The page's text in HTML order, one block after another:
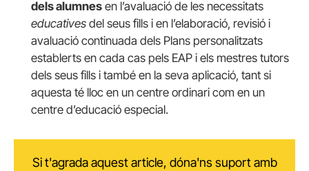
dels alumnes en l’avaluació de les necessitats
educatives del seus fills i en l’elaboració, revisió i
avaluació continuada dels Plans personalitzats
establerts en cada cas pels EAP i els mestres tutors
dels seus fills i també en la seva aplicació, tant si
aquesta té lloc en un centre ordinari com en un
centre d’educació especial.
Si t'agrada aquest article, dóna'ns suport amb